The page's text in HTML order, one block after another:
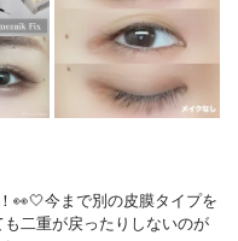
👀🤍今まで別の皮膜タイプを
二重が戻ったりしないのが